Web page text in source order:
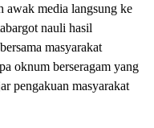
awak media langsung ke
nauli hasil
masyarakat
oknum berseragam yang
pengakuan masyarakat